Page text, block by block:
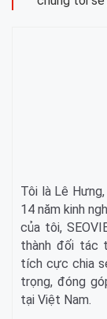
Tôi là Lê Hưng,
14 năm kinh
của tôi,
thành đối tác
tích cực chia
trọng, đóng
tại Việt Nam.